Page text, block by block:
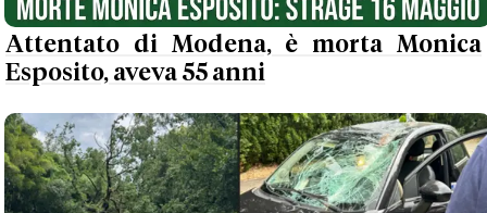
Attentato di Modena, è morta Monica
Esposito, aveva 55 anni